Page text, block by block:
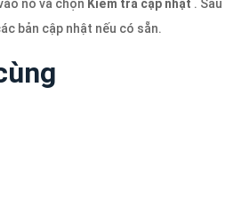
nó và chọn Kiểm tra cập nhật . Sau
bản cập nhật nếu có sẵn.